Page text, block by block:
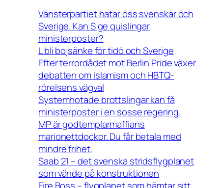
Vänsterpartiet hatar oss svenskar och
Sverige. Kan S ge quislingar
ministerposter?
L bli bojsänke för tidö och Sverige
Efter terrordådet mot Berlin Pride växer
debatten om islamism och HBTQ-
rörelsens vägval
Systemhotade brottslingar kan få
ministerposter i en sosse regering.
MP är godtemplarmaffians
marionettdockor. Du får betala med
mindre frihet.
Saab 21 – det svenska stridsflygplanet
som vände på konstruktionen
Fire Boss – flygplanet som hämtar sitt